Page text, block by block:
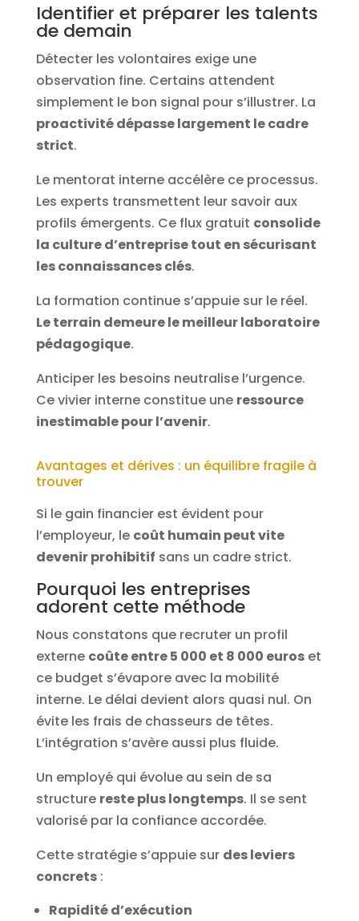
Identifier et préparer les talents
de demain
Détecter les volontaires exige une
observation fine. Certains attendent
simplement le bon signal pour s’illustrer. La
proactivité dépasse largement le cadre
strict.
Le mentorat interne accélère ce processus.
Les experts transmettent leur savoir aux
profils émergents. Ce flux gratuit consolide
la culture d’entreprise tout en sécurisant
les connaissances clés.
La formation continue s’appuie sur le réel.
Le terrain demeure le meilleur laboratoire
pédagogique.
Anticiper les besoins neutralise l’urgence.
Ce vivier interne constitue une ressource
inestimable pour l’avenir.
Avantages et dérives : un équilibre fragile à
trouver
Si le gain financier est évident pour
l’employeur, le coût humain peut vite
devenir prohibitif sans un cadre strict.
Pourquoi les entreprises
adorent cette méthode
Nous constatons que recruter un profil
externe coûte entre 5 000 et 8 000 euroset
ce budget s’évapore avec la mobilité
interne. Le délai devient alors quasi nul. On
évite les frais de chasseurs de têtes.
L’intégration s’avère aussi plus fluide.
Un employé qui évolue au sein de sa
structure reste plus longtemps. Il se sent
valorisé par la confiance accordée.
Cette stratégie s’appuie sur des leviers
concrets:
Rapidité d’exécution